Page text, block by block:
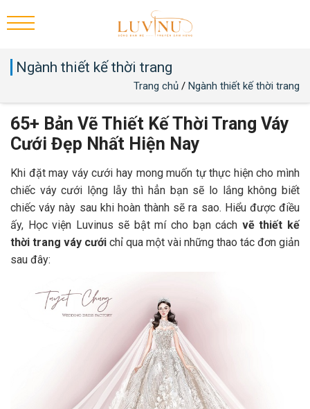
Ngành thiết kế thời trang
Trang chủ / Ngành thiết kế thời trang
65+ Bản Vẽ Thiết Kế Thời Trang Váy
Cưới Đẹp Nhất Hiện Nay
Khi đặt may váy cưới hay mong muốn tự thực hiện cho mình
chiếc váy cưới lộng lẫy thì hẳn bạn sẽ lo lắng không biết
chiếc váy này sau khi hoàn thành sẽ ra sao. Hiểu được điều
ấy, Học viện Luvinus sẽ bật mí cho bạn cách vẽ thiết kế
thời trang váy cưới chỉ qua một vài những thao tác đơn giản
sau đây: